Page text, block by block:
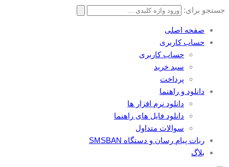
جستجو برای:
صفحه اصلی
حساب کاربری
حساب کاربری
سبد خرید
پرداخت
دانلود و راهنما
دانلود نرم افزار ها
دانلود فایل های راهنما
سوالات متداول
ربات پیام رسان و دستگاه SMSBAN
بلاگ